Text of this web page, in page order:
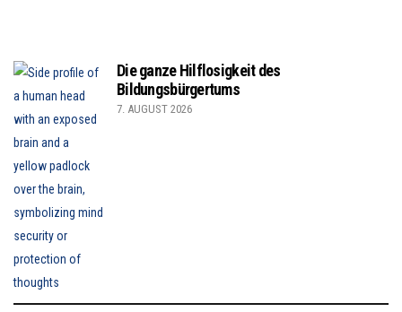
Die ganze Hilflosigkeit des
Bildungsbürgertums
7. AUGUST 2026